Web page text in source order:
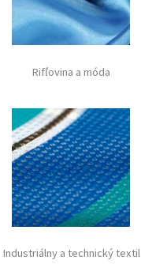
Rifľovina a móda
Industriálny a technický textil